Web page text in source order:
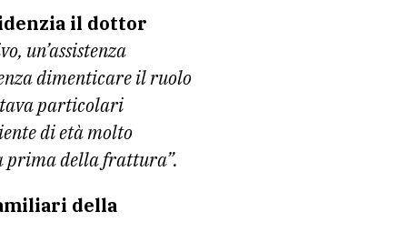
il dottor
un’assistenza
dimenticare il ruolo
particolari
di età molto
prima della frattura”.
della